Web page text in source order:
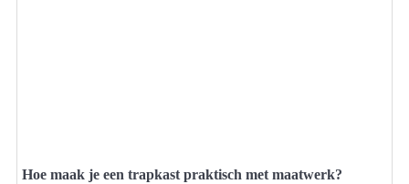
Hoe maak je een trapkast praktisch met maatwerk?